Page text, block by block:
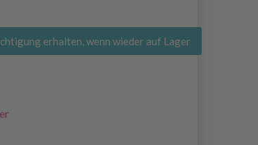
erhalten, wenn wieder auf Lager